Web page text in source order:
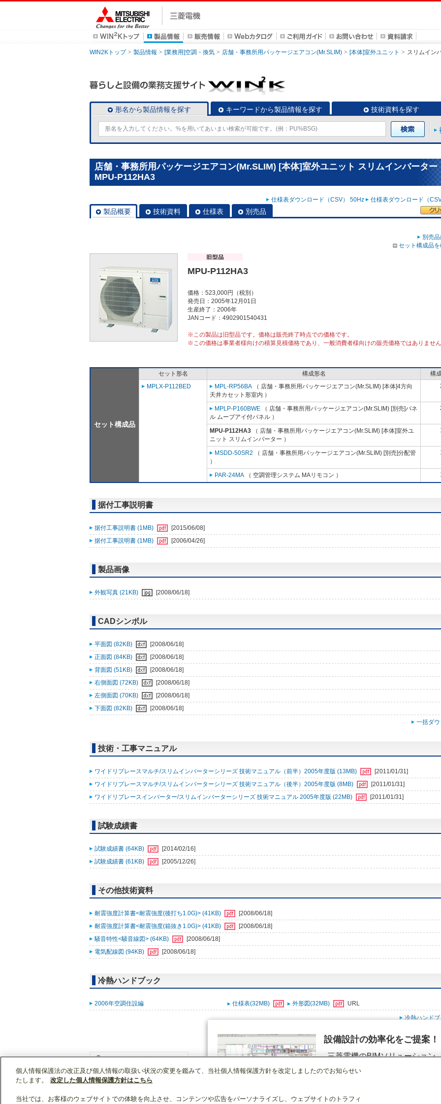
WIN2Kトップ 製品情報 [業務用]空調・換気 店舗・事務所用パッケージエアコン(Mr.SLIM) [本体]室外ユニット スリムイン
形名から製品情報を探す キーワードから製品情報を探す 技術資料を探す
店舗・事務所用パッケージエアコン(Mr.SLIM) [本体]室外ユニット スリムインバーター
MPU-P112HA3
仕様表ダウンロード（CSV） 50Hz 仕様表ダウンロード（
製品概要 技術資料 仕様表 別売品
別売
セット構成品
MPU-P112HA3
価格：523,000円（税別）
発売日：2005年12月01日
生産終了：2006年
JANコード：4902901540431
※この製品は旧型品です。価格は販売終了時点での価格です。
※この価格は事業者様向けの積算見積価格であり、一般消費者様向けの販売価格ではありませ
セット構成品
セット形名 構成形名
構
MPLX-P112BED
MPL-RP56BA （ 店舗・事務所用パッケージエアコン(Mr.SLIM) [本体]4方向
天井カセット形室内 ）
MPLP-P160BWE （ 店舗・事務所用パッケージエアコン(Mr.SLIM) [別売]パネ
ル ムーブアイ付パネル ）
MPU-P112HA3 （ 店舗・事務所用パッケージエアコン(Mr.SLIM) [本体]室外ユ
ニット スリムインバーター ）
MSDD-50SR2 （ 店舗・事務所用パッケージエアコン(Mr.SLIM) [別売]分配管
）
PAR-24MA （ 空調管理システム MAリモコン ）
据付工事説明書
据付工事説明書 (1MB)
[2015/06/08]
据付工事説明書 (1MB)
[2006/04/26]
製品画像
外観写真 (21KB) [2008/06/18]
CADシンボル
平面図 (82KB)
[2008/06/18]
正面図 (84KB)
[2008/06/18]
背面図 (51KB)
[2008/06/18]
右側面図 (72KB)
[2008/06/18]
左側面図 (70KB)
[2008/06/18]
下面図 (82KB)
[2008/06/18]
一括ダ
技術・工事マニュアル
ワイドリプレースマルチ/スリムインバーターシリーズ 技術マニュアル（前半）2005年度版 (13MB)
[2011/01/31]
ワイドリプレースマルチ/スリムインバーターシリーズ 技術マニュアル（後半）2005年度版 (8MB)
[2011/01/31]
ワイドリプレースインバーター/スリムインバーターシリーズ 技術マニュアル 2005年度版 (22MB)
[2011/01/31]
試験成績書
試験成績書 (64KB)
[2014/02/16]
試験成績書 (61KB)
[2005/12/26]
その他技術資料
耐震強度計算書<耐震強度(後打ち1.0G)> (41KB)
[2008/06/18]
耐震強度計算書<耐震強度(箱抜き1.0G)> (41KB)
[2008/06/18]
騒音特性<騒音線図> (64KB)
[2008/06/18]
電気配線図 (94KB)
[2008/06/18]
冷熱ハンドブック
2006年空調住設編 仕様表(32MB) 外形図(32MB) URL
冷熱ハンド
WIN2Kトップ 製品情報
設備設計の効率化をご提案！
三菱電機のBIMソリューション
（空調.換気.照明）
個人情報保護法の改正及び個人情報の取扱い状況の変更を鑑みて、当社個人情報保護方針を改定しましたのでお知らせい
たします。
改定した個人情報保護方針はこちら
当社では、お客様のウェブサイトでの体験を向上させ、コンテンツや広告をパーソナライズし、ウェブサイトのトラフィ